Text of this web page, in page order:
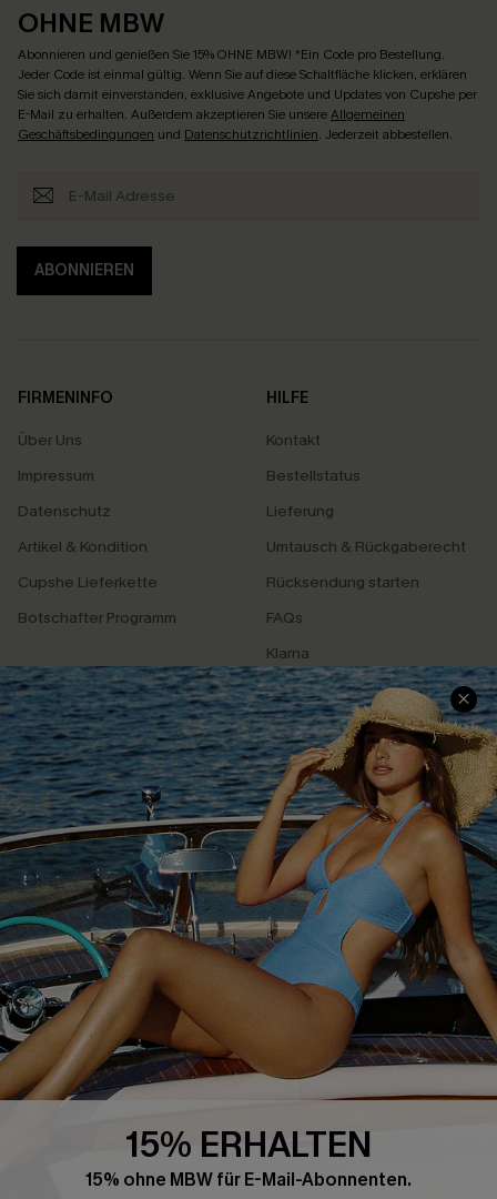
OHNE MBW
Abonnieren und genießen Sie 15% OHNE MBW! *Ein Code pro Bestellung.
Jeder Code ist einmal gültig. Wenn Sie auf diese Schaltfläche klicken, erklären
Sie sich damit einverstanden, exklusive Angebote und Updates von Cupshe per
E-Mail zu erhalten. Außerdem akzeptieren Sie unsereAllgemeinen
Geschäftsbedingungen und Datenschutzrichtlinien. Jederzeit abbestellen.
ABONNIEREN
FIRMENINFO
Über Uns
Impressum
Datenschutz
Artikel & Kondition
Cupshe Lieferkette
Botschafter Programm
HILFE
Kontakt
Bestellstatus
Lieferung
Umtausch & Rückgaberecht
Rücksendung starten
FAQs
Klarna
SERVICEZENTRUM
Größenguide
Geschenkkarte
Treueprogramm
Affiliate Programm
BELIEBTE SUCHEN
Bauchweg
High-Waist
Sommerkleider
Blau-Weiß
4.4
CUPSHE-APP HERUNTERLADEN
15% ERHALTEN
15% ohne MBW für E-Mail-Abonnenten.